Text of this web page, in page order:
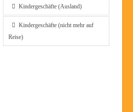
Kindergeschäfte (Ausland)
Kindergeschäfte (nicht mehr auf
Reise)